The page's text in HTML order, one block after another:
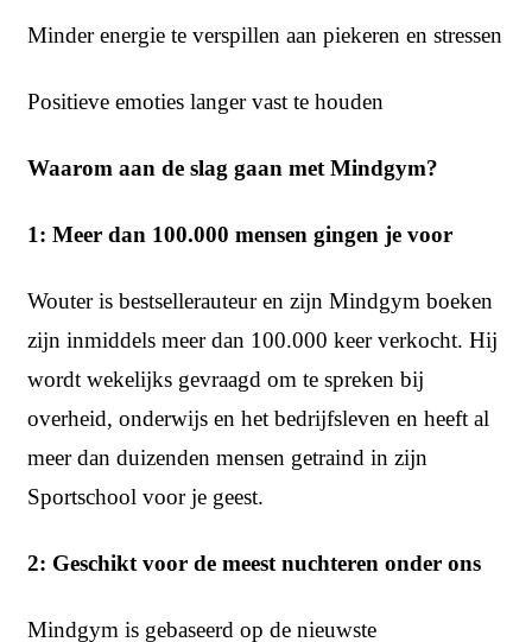
Minder energie te verspillen aan piekeren en stressen
Positieve emoties langer vast te houden
Waarom aan de slag gaan met Mindgym?
1: Meer dan 100.000 mensen gingen je voor
Wouter is bestsellerauteur en zijn Mindgym boeken
zijn inmiddels meer dan 100.000 keer verkocht. Hij
wordt wekelijks gevraagd om te spreken bij
overheid, onderwijs en het bedrijfsleven en heeft al
meer dan duizenden mensen getraind in zijn
Sportschool voor je geest.
2: Geschikt voor de meest nuchteren onder ons
Mindgym is gebaseerd op de nieuwste